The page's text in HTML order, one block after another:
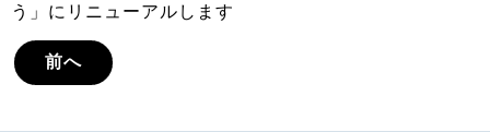
う」にリニューアルします
前へ